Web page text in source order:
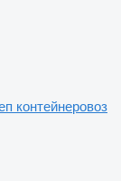
контейнеровоз